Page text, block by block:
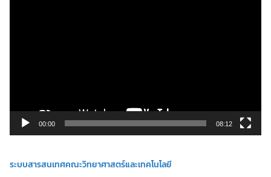
ดี
อ
00:00 08:12
ระบบสารสนเทศคณะวิทยาศาสตร์และเทคโนโลยี